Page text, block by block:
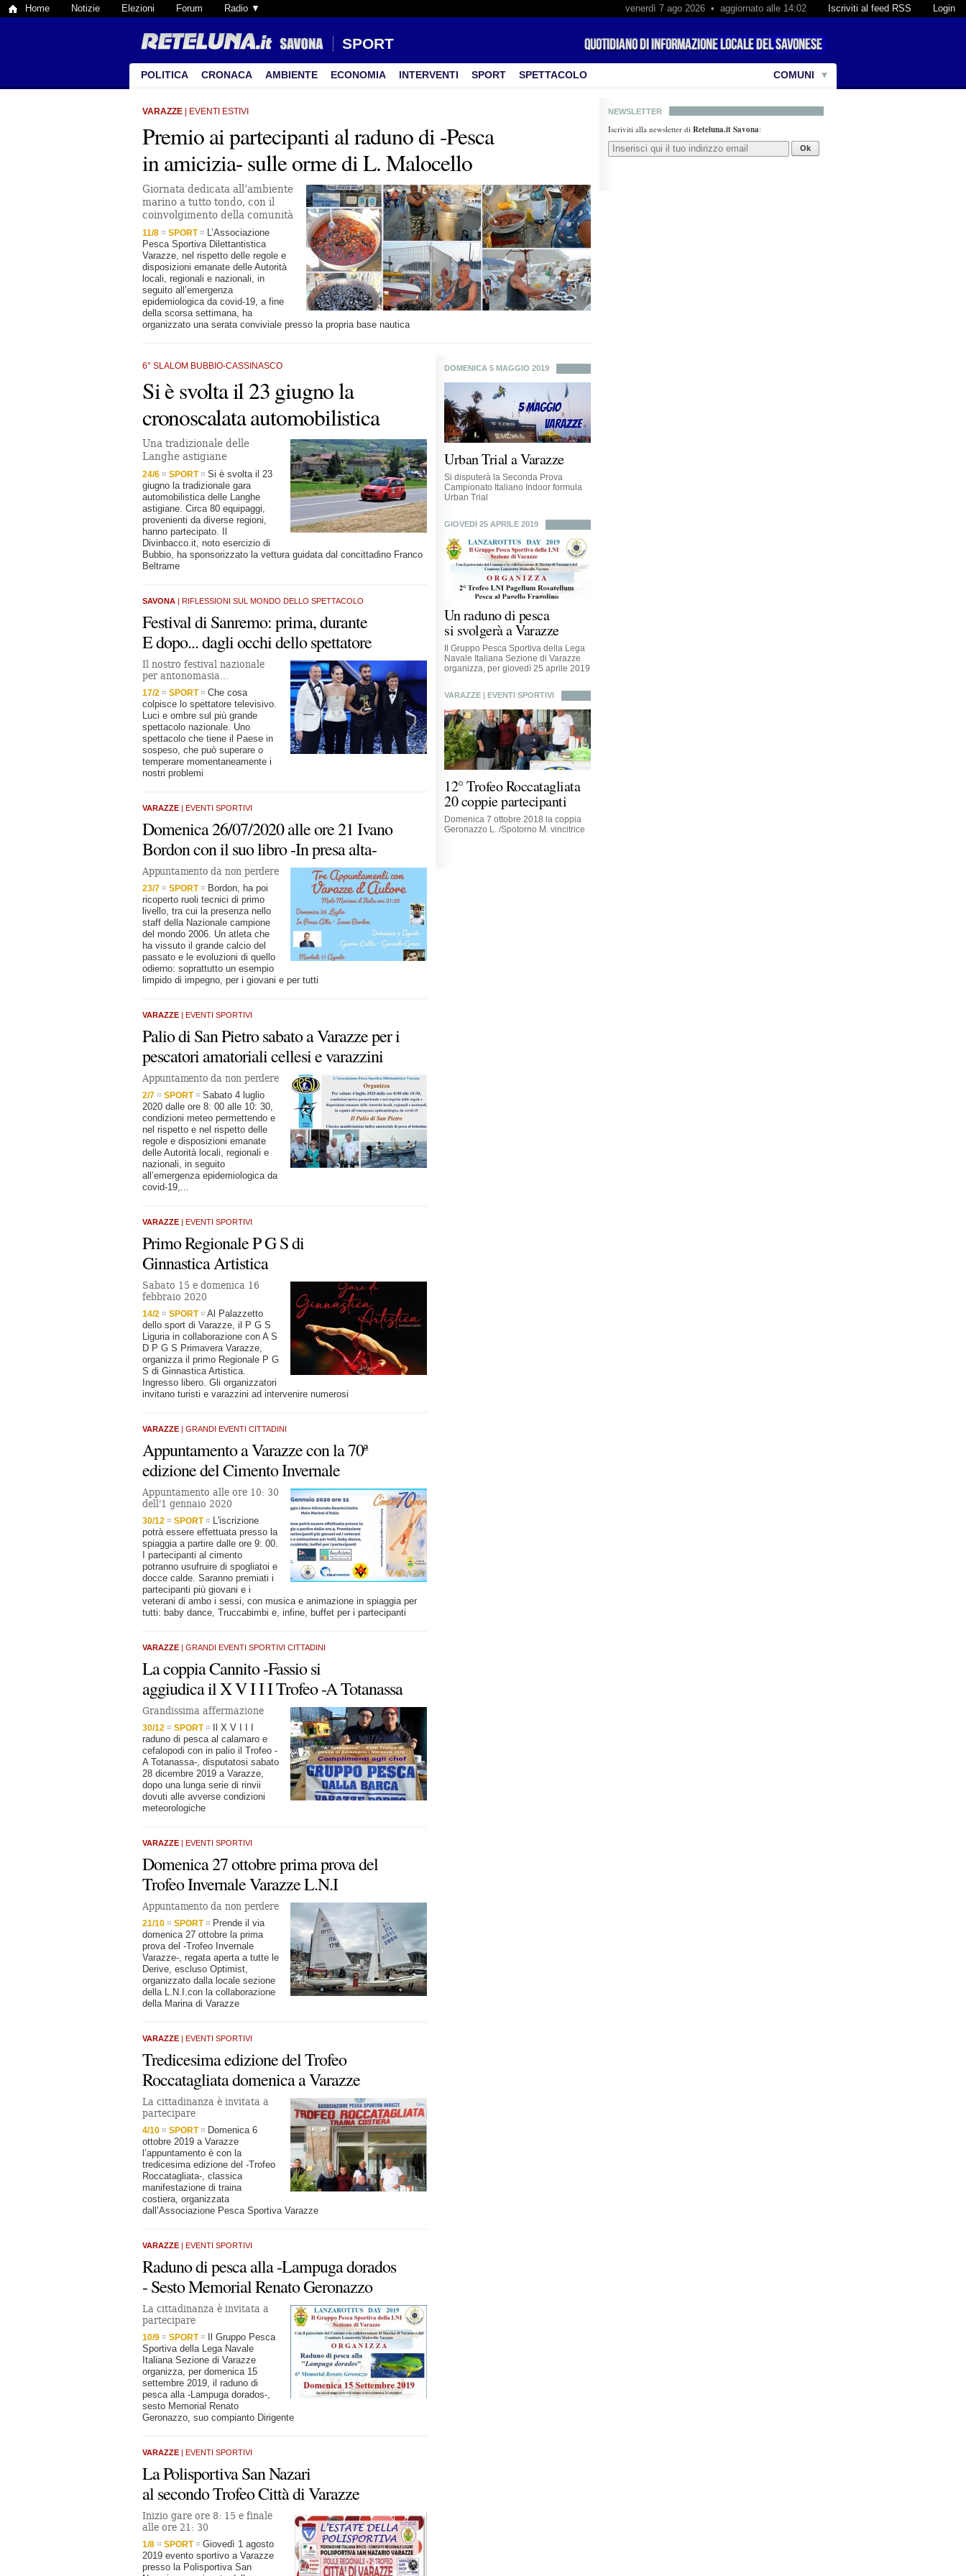
Home Notizie Elezioni Forum Radio ▼ Login
Iscriviti al feed RSS
venerdì 7 ago 2026 • aggiornato alle 14:02
SPORT
POLITICA CRONACA AMBIENTE ECONOMIA INTERVENTI SPORT SPETTACOLO COMUNI
NEWSLETTER
Iscriviti alla newsletter di Reteluna.it Savona:
Ok
VARAZZE | EVENTI ESTIVI
Premio ai partecipanti al raduno di -Pesca
in amicizia- sulle orme di L. Malocello
Giornata dedicata all’ambiente
marino a tutto tondo, con il
coinvolgimento della comunità
11/8 SPORT
L’Associazione
Pesca Sportiva Dilettantistica
Varazze, nel rispetto delle regole e
disposizioni emanate delle Autorità
locali, regionali e nazionali, in
seguito all’emergenza
epidemiologica da covid-19, a fine
della scorsa settimana, ha
organizzato una serata conviviale presso la propria base nautica
6° SLALOM BUBBIO-CASSINASCO
Si è svolta il 23 giugno la
cronoscalata automobilistica
Una tradizionale delle
Langhe astigiane
24/6 SPORT
Si è svolta il 23
giugno la tradizionale gara
automobilistica delle Langhe
astigiane. Circa 80 equipaggi,
provenienti da diverse regioni,
hanno partecipato. Il
Divinbacco.it, noto esercizio di
Bubbio, ha sponsorizzato la vettura guidata dal concittadino Franco
Beltrame
SAVONA | RIFLESSIONI SUL MONDO DELLO SPETTACOLO
Festival di Sanremo: prima, durante
E dopo... dagli occhi dello spettatore
Il nostro festival nazionale
per antonomasia...
17/2 SPORT
Che cosa
colpisce lo spettatore televisivo.
Luci e ombre sul più grande
spettacolo nazionale. Uno
spettacolo che tiene il Paese in
sospeso, che può superare o
temperare momentaneamente i
nostri problemi
VARAZZE | EVENTI SPORTIVI
Domenica 26/07/2020 alle ore 21 Ivano
Bordon con il suo libro -In presa alta-
Appuntamento da non perdere
23/7 SPORT
Bordon, ha poi
ricoperto ruoli tecnici di primo
livello, tra cui la presenza nello
staff della Nazionale campione
del mondo 2006. Un atleta che
ha vissuto il grande calcio del
passato e le evoluzioni di quello
odierno: soprattutto un esempio
limpido di impegno, per i giovani e per tutti
VARAZZE | EVENTI SPORTIVI
Palio di San Pietro sabato a Varazze per i
pescatori amatoriali cellesi e varazzini
Appuntamento da non perdere
2/7 SPORT
Sabato 4 luglio
2020 dalle ore 8: 00 alle 10: 30,
condizioni meteo permettendo e
nel rispetto e nel rispetto delle
regole e disposizioni emanate
delle Autorità locali, regionali e
nazionali, in seguito
all’emergenza epidemiologica da
covid-19,...
VARAZZE | EVENTI SPORTIVI
Primo Regionale P G S di
Ginnastica Artistica
Sabato 15 e domenica 16
febbraio 2020
14/2 SPORT
Al Palazzetto
dello sport di Varazze, il P G S
Liguria in collaborazione con A S
D P G S Primavera Varazze,
organizza il primo Regionale P G
S di Ginnastica Artistica.
Ingresso libero. Gli organizzatori
invitano turisti e varazzini ad intervenire numerosi
VARAZZE | GRANDI EVENTI CITTADINI
Appuntamento a Varazze con la 70ª
edizione del Cimento Invernale
Appuntamento alle ore 10: 30
dell'1 gennaio 2020
30/12 SPORT
L'iscrizione
potrà essere effettuata presso la
spiaggia a partire dalle ore 9: 00.
I partecipanti al cimento
potranno usufruire di spogliatoi e
docce calde. Saranno premiati i
partecipanti più giovani e i
veterani di ambo i sessi, con musica e animazione in spiaggia per
tutti: baby dance, Truccabimbi e, infine, buffet per i partecipanti
VARAZZE | GRANDI EVENTI SPORTIVI CITTADINI
La coppia Cannito -Fassio si
aggiudica il X V I I I Trofeo -A Totanassa
Grandissima affermazione
30/12 SPORT
Il X V I I I
raduno di pesca al calamaro e
cefalopodi con in palio il Trofeo -
A Totanassa-, disputatosi sabato
28 dicembre 2019 a Varazze,
dopo una lunga serie di rinvii
dovuti alle avverse condizioni
meteorologiche
VARAZZE | EVENTI SPORTIVI
Domenica 27 ottobre prima prova del
Trofeo Invernale Varazze L.N.I
Appuntamento da non perdere
21/10 SPORT
Prende il via
domenica 27 ottobre la prima
prova del -Trofeo Invernale
Varazze-, regata aperta a tutte le
Derive, escluso Optimist,
organizzato dalla locale sezione
della L.N.I.con la collaborazione
della Marina di Varazze
VARAZZE | EVENTI SPORTIVI
Tredicesima edizione del Trofeo
Roccatagliata domenica a Varazze
La cittadinanza è invitata a
partecipare
4/10 SPORT
Domenica 6
ottobre 2019 a Varazze
l’appuntamento è con la
tredicesima edizione del -Trofeo
Roccatagliata-, classica
manifestazione di traina
costiera, organizzata
dall’Associazione Pesca Sportiva Varazze
VARAZZE | EVENTI SPORTIVI
Raduno di pesca alla -Lampuga dorados
- Sesto Memorial Renato Geronazzo
La cittadinanza è invitata a
partecipare
10/9 SPORT
Il Gruppo Pesca
Sportiva della Lega Navale
Italiana Sezione di Varazze
organizza, per domenica 15
settembre 2019, il raduno di
pesca alla -Lampuga dorados-,
sesto Memorial Renato
Geronazzo, suo compianto Dirigente
VARAZZE | EVENTI SPORTIVI
La Polisportiva San Nazari
al secondo Trofeo Città di Varazze
Inizio gare ore 8: 15 e finale
alle ore 21: 30
1/8 SPORT
Giovedì 1 agosto
2019 evento sportivo a Varazze
presso la Polisportiva San
DOMENICA 5 MAGGIO 2019
Urban Trial a Varazze
Si disputerà la Seconda Prova
Campionato Italiano Indoor formula
Urban Trial
GIOVEDÌ 25 APRILE 2019
Un raduno di pesca
si svolgerà a Varazze
Il Gruppo Pesca Sportiva della Lega
Navale Italiana Sezione di Varazze
organizza, per giovedì 25 aprile 2019
VARAZZE | EVENTI SPORTIVI
12° Trofeo Roccatagliata
20 coppie partecipanti
Domenica 7 ottobre 2018 la coppia
Geronazzo L. /Spotorno M. vincitrice